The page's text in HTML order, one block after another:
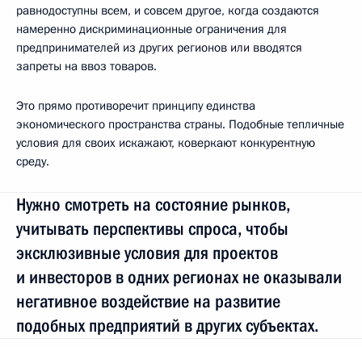
равнодоступны всем, и совсем другое, когда создаются
намеренно дискриминационные ограничения для
предпринимателей из других регионов или вводятся
запреты на ввоз товаров.
Это прямо противоречит принципу единства
экономического пространства страны. Подобные тепличные
условия для своих искажают, коверкают конкурентную
среду.
Нужно смотреть на состояние рынков,
учитывать перспективы спроса, чтобы
эксклюзивные условия для проектов
и инвесторов в одних регионах не оказывали
негативное воздействие на развитие
подобных предприятий в других субъектах.